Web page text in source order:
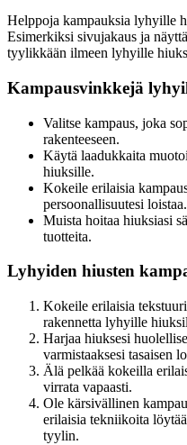
Helppoja kampauksia lyhyille
Esimerkiksi sivujakaus ja
tyylikkään ilmeen lyhyille
Kampausvinkkejä
Valitse kampaus, joka
rakenteeseen.
Käytä laadukkaita
hiuksille.
Kokeile erilaisia
persoonallisuutesi loistaa.
Muista hoitaa hiuksiasi
tuotteita.
Lyhyiden hiusten
Kokeile erilaisia
rakennetta lyhyille
Harjaa hiuksesi
varmistaaksesi tasaisen
Älä pelkää kokeilla
virrata vapaasti.
Ole kärsivällinen
erilaisia tekniikoita
tyylin.